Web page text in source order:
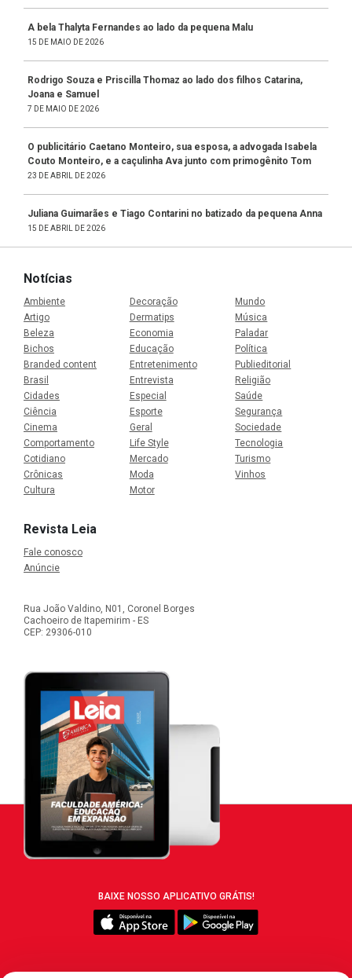
A bela Thalyta Fernandes ao lado da pequena Malu
15 DE MAIO DE 2026
Rodrigo Souza e Priscilla Thomaz ao lado dos filhos Catarina,
Joana e Samuel
7 DE MAIO DE 2026
O publicitário Caetano Monteiro, sua esposa, a advogada Isabela
Couto Monteiro, e a caçulinha Ava junto com primogênito Tom
23 DE ABRIL DE 2026
Juliana Guimarães e Tiago Contarini no batizado da pequena Anna
15 DE ABRIL DE 2026
Notícias
Ambiente
Artigo
Beleza
Bichos
Branded content
Brasil
Cidades
Ciência
Cinema
Comportamento
Cotidiano
Crônicas
Cultura
Decoração
Dermatips
Economia
Educação
Entretenimento
Entrevista
Especial
Esporte
Geral
Life Style
Mercado
Moda
Motor
Mundo
Música
Paladar
Política
Publieditorial
Religião
Saúde
Segurança
Sociedade
Tecnologia
Turismo
Vinhos
Revista Leia
Fale conosco
Anúncie
Rua João Valdino, N01, Coronel Borges
Cachoeiro de Itapemirim - ES
CEP: 29306-010
BAIXE NOSSO APLICATIVO GRÁTIS!